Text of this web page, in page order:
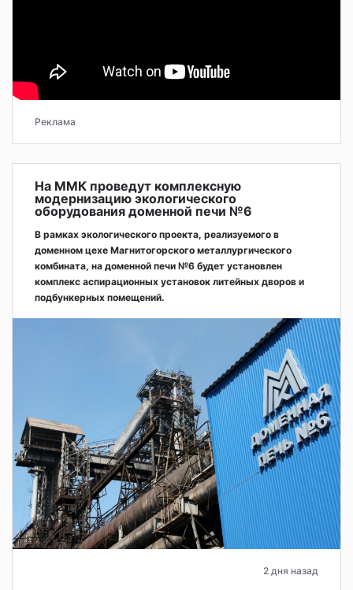
Реклама
На ММК проведут комплексную
модернизацию экологического
оборудования доменной печи №6
В рамках экологического проекта, реализуемого в
доменном цехе Магнитогорского металлургического
комбината, на доменной печи №6 будет установлен
комплекс аспирационных установок литейных дворов и
подбункерных помещений.
2 дня назад